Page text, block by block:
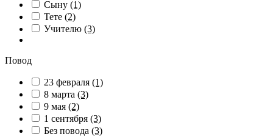
Сыну (1)
Тете (2)
Учителю (3)
Повод
23 февраля (1)
8 марта (3)
9 мая (2)
1 сентября (3)
Без повода (3)